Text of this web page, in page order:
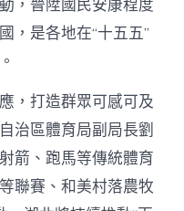
，晉陞國民安康程度
，是各地在“十五五”
，打造群眾可感可及
治區體育局副局長劉
箭、跑馬等傳統體育
聯賽、和美村落農牧